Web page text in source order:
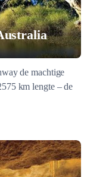
de machtige
km lengte – de